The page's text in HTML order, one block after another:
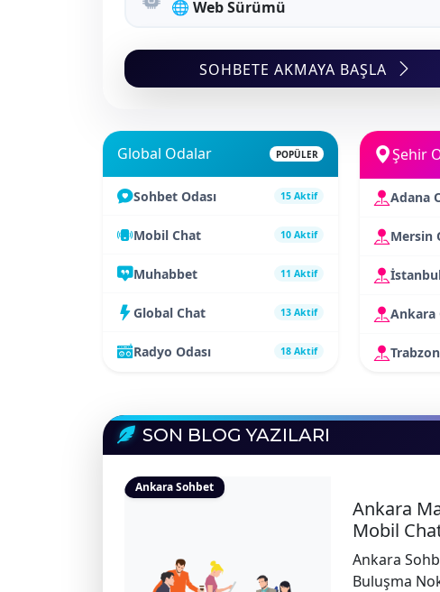
SOHBETE AKMAYA BAŞLA
Global Odalar POPÜLER
Sohbet Odası 15 Aktif
Mobil Chat 10 Aktif
Muhabbet 11 Aktif
Global Chat 13 Aktif
Radyo Odası 18 Aktif
Şehir
Adana
Mersin
Ankara
SON BLOG YAZILARI
Ankara Sohbet
Ankara
Mobil
Ankara
Buluşma